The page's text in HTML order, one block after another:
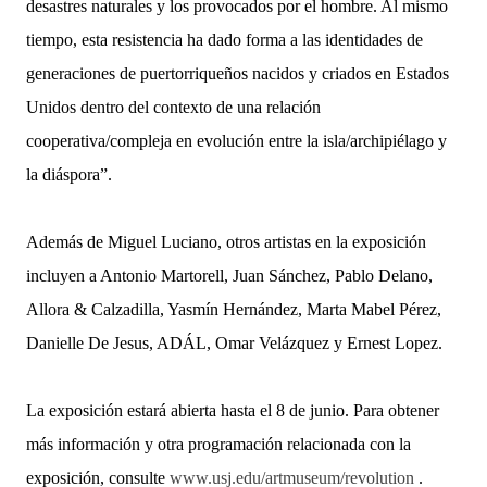
desastres naturales y los provocados por el hombre. Al mismo
tiempo, esta resistencia ha dado forma a las identidades de
generaciones de puertorriqueños nacidos y criados en Estados
Unidos dentro del contexto de una relación
cooperativa/compleja en evolución entre la isla/archipiélago y
la diáspora”.
Además de Miguel Luciano, otros artistas en la exposición
incluyen a Antonio Martorell, Juan Sánchez, Pablo Delano,
Allora & Calzadilla, Yasmín Hernández, Marta Mabel Pérez,
Danielle De Jesus, ADÁL, Omar Velázquez y Ernest Lopez.
La exposición estará abierta hasta el 8 de junio. Para obtener
más información y otra programación relacionada con la
exposición, consulte www.usj.edu/artmuseum/revolution .